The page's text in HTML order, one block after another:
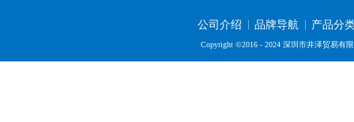
公司介绍 品牌导航 产品分
Copyright ©2016 - 2024 深圳市井泽贸易有